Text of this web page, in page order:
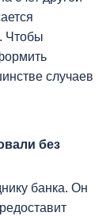
Чтобы
случаев
без
банка. Он